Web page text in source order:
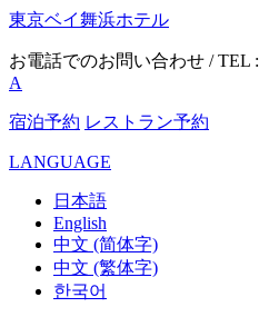
東京ベイ舞浜ホテル
お電話でのお問い合わせ / TEL :
A
宿泊予約 レストラン予約
LANGUAGE
日本語
English
中文 (简体字)
中文 (繁体字)
한국어